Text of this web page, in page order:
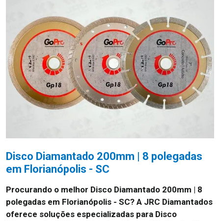
Disco Diamantado 200mm | 8 polegadas
em Florianópolis - SC
Procurando o melhor Disco Diamantado 200mm | 8
polegadas em Florianópolis - SC? A JRC Diamantados
oferece soluções especializadas para Disco